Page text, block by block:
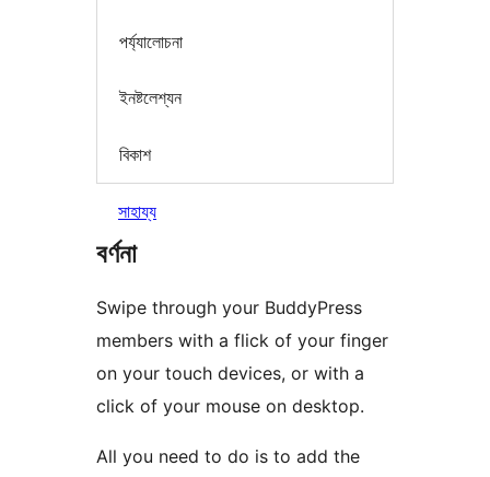
পৰ্য্যালোচনা
ইনষ্টলেশ্যন
বিকাশ
সাহায্য
বৰ্ণনা
Swipe through your BuddyPress
members with a flick of your finger
on your touch devices, or with a
click of your mouse on desktop.
All you need to do is to add the